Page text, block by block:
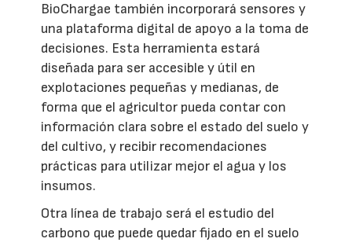
BioChargae también incorporará sensores y
una plataforma digital de apoyo a la toma de
decisiones. Esta herramienta estará
diseñada para ser accesible y útil en
explotaciones pequeñas y medianas, de
forma que el agricultor pueda contar con
información clara sobre el estado del suelo y
del cultivo, y recibir recomendaciones
prácticas para utilizar mejor el agua y los
insumos.
Otra línea de trabajo será el estudio del
carbono que puede quedar fijado en el suelo